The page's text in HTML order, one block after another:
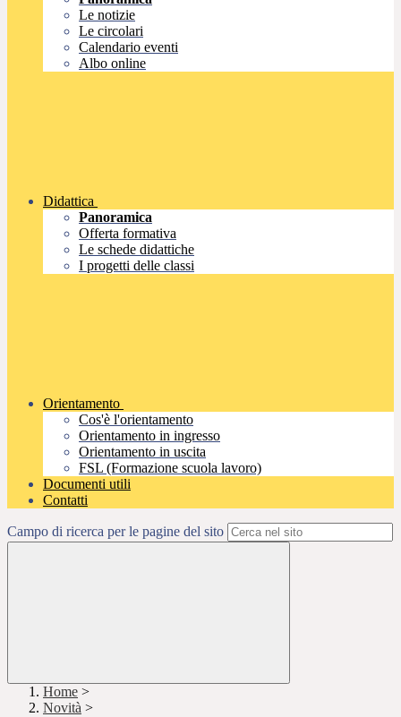
Le notizie
Le circolari
Calendario eventi
Albo online
Didattica
Panoramica
Offerta formativa
Le schede didattiche
I progetti delle classi
Orientamento
Cos'è l'orientamento
Orientamento in ingresso
Orientamento in uscita
FSL (Formazione scuola lavoro)
Documenti utili
Contatti
Campo di ricerca per le pagine del sito
Home >
Novità >